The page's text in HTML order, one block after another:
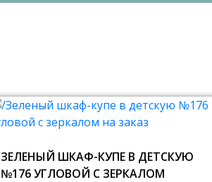
ЗЕЛЕНЫЙ ШКАФ-КУПЕ В ДЕТСКУЮ
№176 УГЛОВОЙ С ЗЕРКАЛОМ